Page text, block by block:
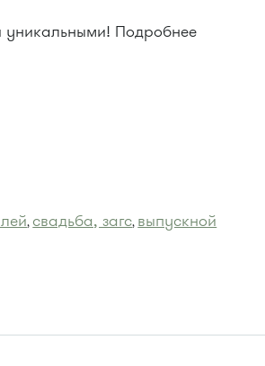
Подробнее
, свадьба, загс, выпускной